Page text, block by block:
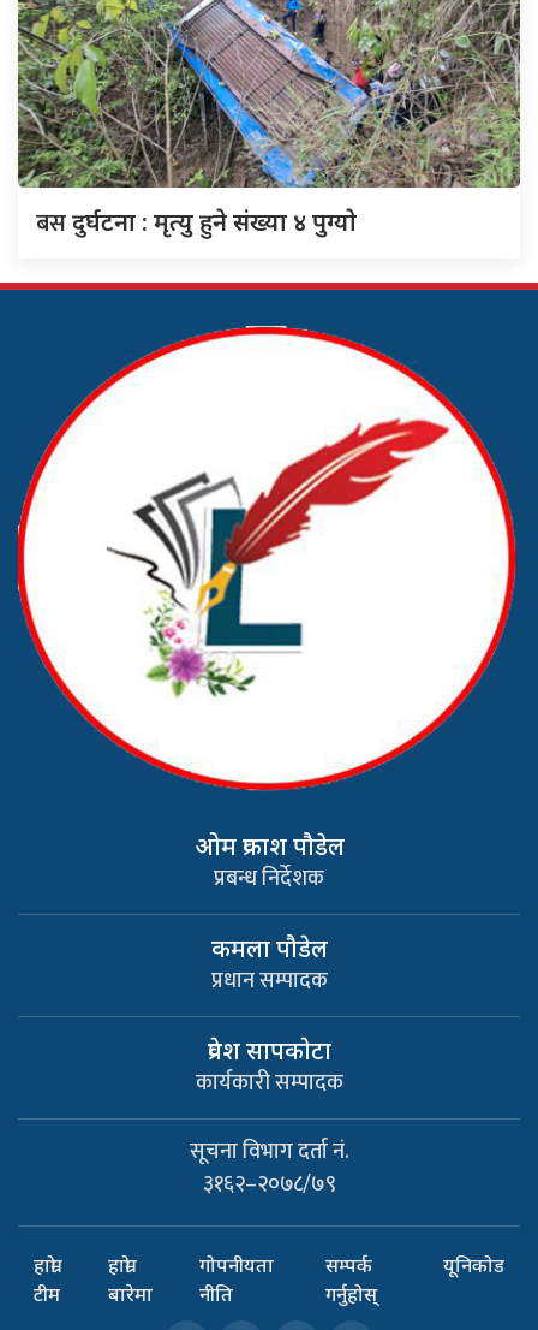
बसदुर्घटना : मृत्यु हुने संख्या ४ पुग्याे
ओम प्रकाश पौडेल
प्रबन्ध निर्देशक
कमला पौडेल
प्रधान सम्पादक
प्रवेश सापकाेटा
कार्यकारी सम्पादक
सूचना विभाग दर्ता नं.
३१६२–२०७८/७९
हाम्रो
टीम
हाम्रो
बारेमा
गोपनीयता
नीति
सम्पर्क
गर्नुहोस्
यूनिकोड